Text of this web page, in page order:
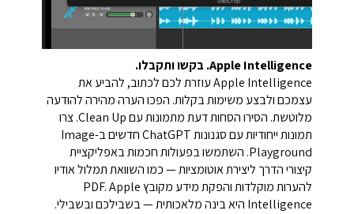
Apple Intelligence. בקשו ותקבלו.
Apple Intelligence עוזרת לכם לכתוב, להביע את
עצמכם ולבצע משימות בקלות. הפכו הערה מהירה להודעה
מלוטשת. הסירו הסחות דעת מתמונות עם Clean Up. צרו
תמונות ייחודיות עם סגנונות ChatGPT חדשים ב-Image
Playground. השתמשו בפעולות חכמות באפליקציית
קיצורי הדרך ליצירת אוטומציות — כמו השוואת תמלול אודיו
להערות מוקלדות והפקת מידע מקובץ PDF. Apple
Intelligence היא בינה מלאכותית — בשבילכם ובשבילי.